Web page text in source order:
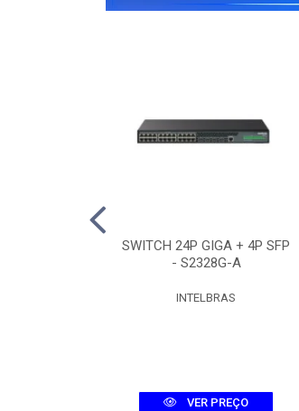
SWITCH 24P GIGA + 4P SFP
- S2328G-A
INTELBRAS
VER PREÇO